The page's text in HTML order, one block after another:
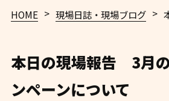
HOME > 現場日誌・現場ブログ >
本日の現場報告 3月
ンペーンについて